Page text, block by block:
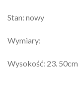
Stan: nowy
Wymiary:
Wysokość: 23. 50cm